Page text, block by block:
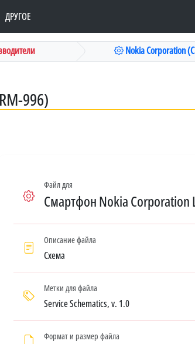
ДРУГОЕ
Nokia Corporation
996)
Файл для
Смартфон Nokia Corporation
Описание файла
Схема
Метки для файла
Service Schematics, v. 1.0
Формат и размер файла